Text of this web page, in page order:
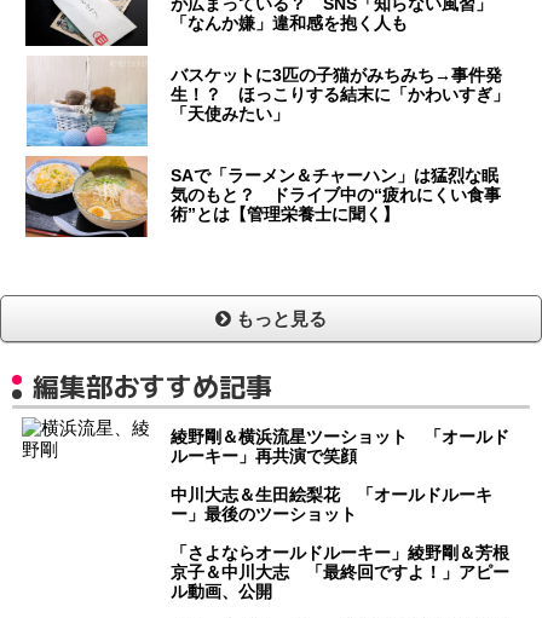
「なんか嫌」違和感を抱く人も
バスケットに3匹の子猫がみちみち→事件発
生！？ ほっこりする結末に「かわいすぎ」
「天使みたい」
SAで「ラーメン＆チャーハン」は猛烈な眠
気のもと？ ドライブ中の“疲れにくい食事
術”とは【管理栄養士に聞く】
もっと見る
編集部おすすめ記事
綾野剛＆横浜流星ツーショット 「オールド
ルーキー」再共演で笑顔
中川大志＆生田絵梨花 「オールドルーキ
ー」最後のツーショット
「さよならオールドルーキー」綾野剛＆芳根
京子＆中川大志 「最終回ですよ！」アピー
ル動画、公開